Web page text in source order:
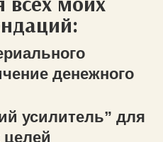
денежного
усилитель” для